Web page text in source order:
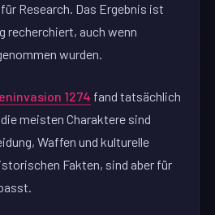
Research. Das Ergebnis ist
recherchiert, auch wenn
wurden.
1274 fand tatsächlich
meisten Charaktere sind
Waffen und kulturelle
Fakten, sind aber für